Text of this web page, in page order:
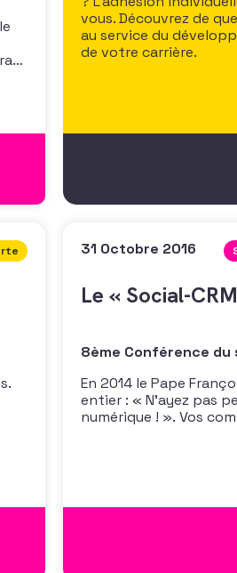
vous. Découvrez de
au service du
de votre carrière.
31 Octobre 2016
Le « Social-
8ème Conférence
En 2014 le Pape
entier : « N’ayez pas
numérique ! ». Vos